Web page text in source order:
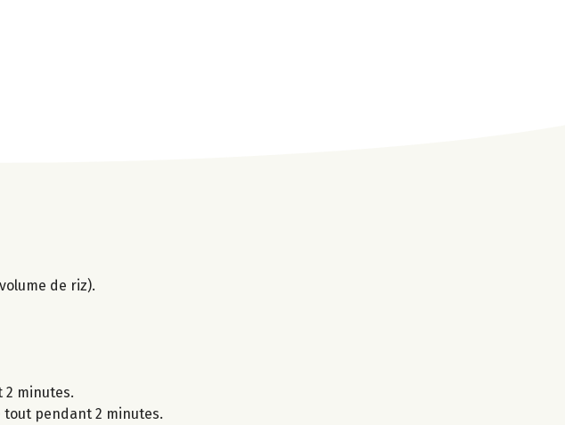
de riz).
minutes.
tout pendant 2 minutes.